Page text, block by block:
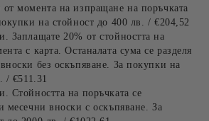
момента на изпращане на поръчката
на стойност до 400 лв. / €204,52
Заплащате 20% от стойността на
с карта. Останалата сума се разделя
без оскъпяване. За покупки на
/ €511.31
Стойността на поръчката се
месечни вноски с оскъпяване. За